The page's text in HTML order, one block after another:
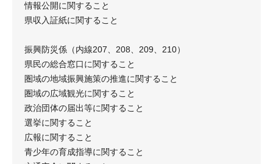
情報公開に関すること
県収入証紙に関すること
振興防災係（内線207、208、209、210）
県民の総合窓口に関すること
圏域の地域振興施策の推進に関すること
圏域の広域観光に関すること
政治団体の届出等に関すること
選挙に関すること
広報に関すること
青少年の育成指導に関すること